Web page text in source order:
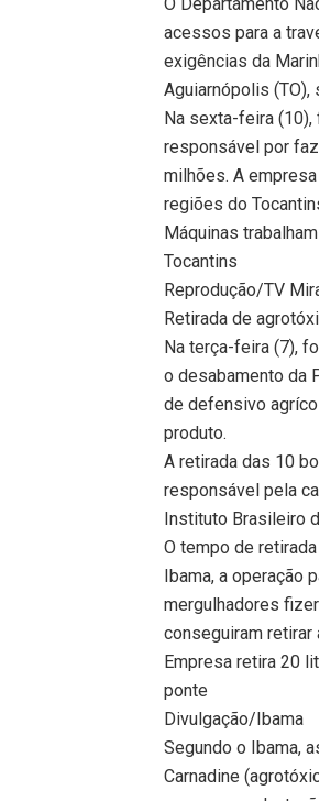
acessos para a
exigências da
Aguiarnópolis (TO),
Na sexta-feira (10),
responsável por
milhões. A
regiões do
Máquinas
Tocantins
Reprodução/TV
Retirada de
Na terça-feira (7),
o desabamento da
de defensivo
produto.
A retirada das 10
responsável pela
Instituto Brasileiro
O tempo de
Ibama, a operação
mergulhadores
conseguiram
Empresa retira 20
ponte
Divulgação/Ibama
Segundo o Ibama,
Carnadine